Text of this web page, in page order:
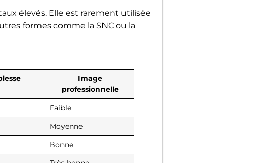
élevés. Elle est rarement utilisée
formes comme la SNC ou la
Image
professionnelle
Faible
Moyenne
Bonne